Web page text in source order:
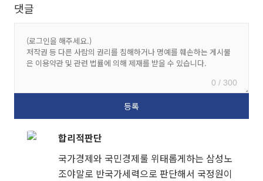
댓글
0 / 300
합리적판단
국가경제와 국민경제룰 위태롭게하는 삼성노
조야말로 반국가세력으로 판단해서 국정원이